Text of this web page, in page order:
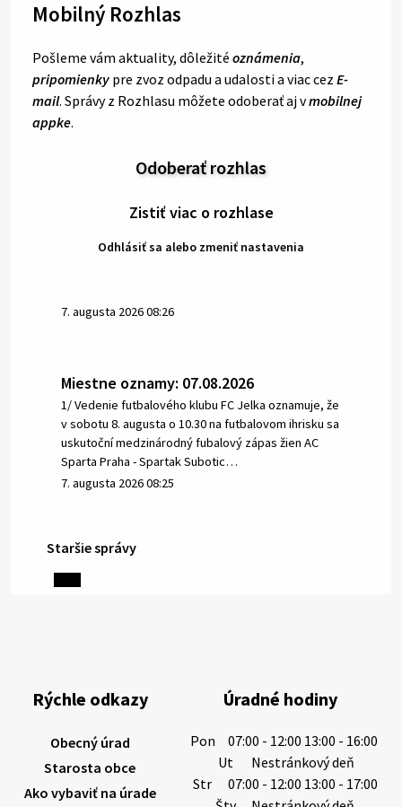
Mobilný Rozhlas
Pošleme vám aktuality, dôležité oznámenia,
pripomienky pre zvoz odpadu a udalosti a viac cez E-
mail. Správy z Rozhlasu môžete odoberať aj vmobilnej
appke.
Odoberať rozhlas
Zistiť viac o rozhlase
Odhlásiť sa alebo zmeniť nastavenia
7. augusta 2026 08:26
Miestne oznamy: 07.08.2026
1/ Vedenie futbalového klubu FC Jelka oznamuje, že
v sobotu 8. augusta o 10.30 na futbalovom ihrisku sa
uskutoční medzinárodný fubalový zápas žien AC
Sparta Praha - Spartak Subotic…
7. augusta 2026 08:25
6. augusta 2026 08:13
výdatnosti vodárenských zdrojov.
Západoslovenská vodárenská spoločnosť preto
6. augusta 2026 08:12
Staršie správy
Rýchle odkazy
Obecný úrad
Starosta obce
Ako vybaviť na úrade
Úradné hodiny
Pon
07:00 - 12:00 13:00 - 16:00
Ut
Nestránkový deň
Str
07:00 - 12:00 13:00 - 17:00